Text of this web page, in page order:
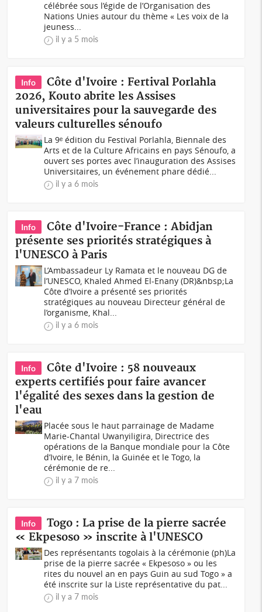
célébrée sous l’égide de l’Organisation des
Nations Unies autour du thème « Les voix de la
jeuness...
il y a 5 mois
Info
Côte d'Ivoire : Fertival Porlahla
2026, Kouto abrite les Assises
universitaires pour la sauvegarde des
valeurs culturelles sénoufo
La 9ᵉ édition du Festival Porlahla, Biennale des
Arts et de la Culture Africains en pays Sénoufo, a
ouvert ses portes avec l’inauguration des Assises
Universitaires, un événement phare dédié...
il y a 6 mois
Info
Côte d'Ivoire-France : Abidjan
présente ses priorités stratégiques à
l'UNESCO à Paris
L’Ambassadeur Ly Ramata et le nouveau DG de
l’UNESCO, Khaled Ahmed El-Enany (DR)&nbsp;La
Côte d’Ivoire a présenté ses priorités
stratégiques au nouveau Directeur général de
l’organisme, Khal...
il y a 6 mois
Info
Côte d'Ivoire : 58 nouveaux
experts certifiés pour faire avancer
l'égalité des sexes dans la gestion de
l'eau
Placée sous le haut parrainage de Madame
Marie-Chantal Uwanyiligira, Directrice des
opérations de la Banque mondiale pour la Côte
d’Ivoire, le Bénin, la Guinée et le Togo, la
cérémonie de re...
il y a 7 mois
Info
Togo : La prise de la pierre sacrée
« Ekpesoso » inscrite à l'UNESCO
Des représentants togolais à la cérémonie (ph)La
prise de la pierre sacrée « Ekpesoso » ou les
rites du nouvel an en pays Guin au sud Togo » a
été inscrite sur la Liste représentative du pat...
il y a 7 mois